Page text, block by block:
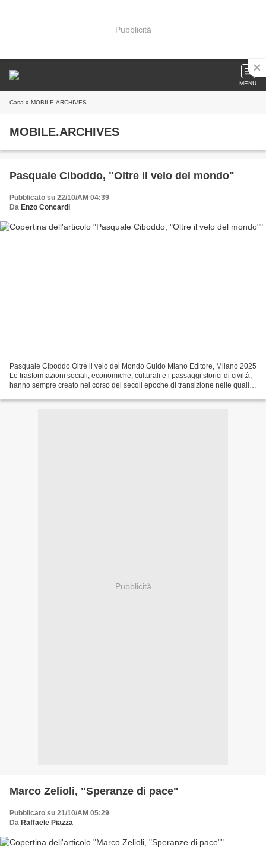
Pubblicità
MENU
Casa » MOBILE.ARCHIVES
MOBILE.ARCHIVES
Pasquale Ciboddo, "Oltre il velo del mondo"
Pubblicato su 22/10/AM 04:39
Da Enzo Concardi
Pasquale Ciboddo Oltre il velo del Mondo Guido Miano Editore, Milano 2025
Le trasformazioni sociali, economiche, culturali e i passaggi storici di civiltà,
hanno sempre creato nel corso dei secoli epoche di transizione nelle quali
Pubblicità
Marco Zelioli, "Speranze di pace"
Pubblicato su 21/10/AM 05:29
Da Raffaele Piazza